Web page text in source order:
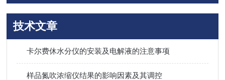
技术文章
卡尔费休水分仪的安装及电解液的注意事项
样品氮吹浓缩仪结果的影响因素及其调控